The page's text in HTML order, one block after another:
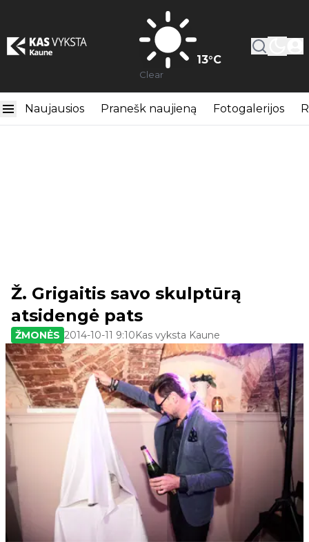
13°C
Clear
Naujausios Pranešk naujieną Fotogalerijos
Ž. Grigaitis savo skulptūrą
atsidengė pats
ŽMONĖS 2014-10-11 9:10Kas vyksta Kaune